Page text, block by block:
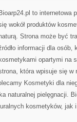
Bioarp24.pl to internetowa
wokół produktów
Strona może być
informacji dla osób,
kosmetykami opartymi na
która wpisuje się w
Kosmetyki dla
naturalnej pielęgnacji.
kosmetyków, jak